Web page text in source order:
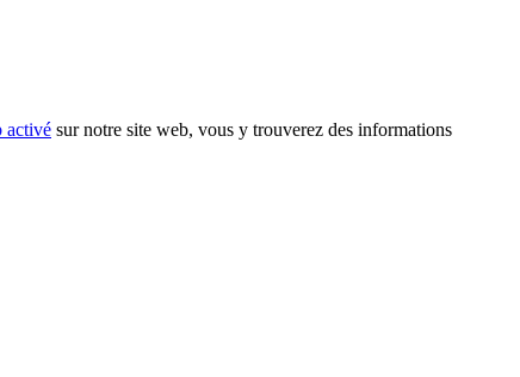
activé sur notre site web, vous y trouverez des informations